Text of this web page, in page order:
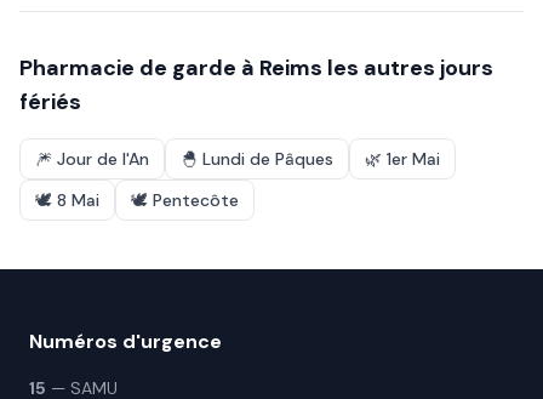
Pharmacie de garde à Reims les autres jours
fériés
🎆 Jour de l'An 🐣 Lundi de Pâques 🌿 1er Mai
🕊️ 8 Mai 🕊️ Pentecôte
Numéros d'urgence
15 — SAMU